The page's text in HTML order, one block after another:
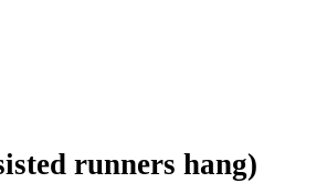
runners hang)